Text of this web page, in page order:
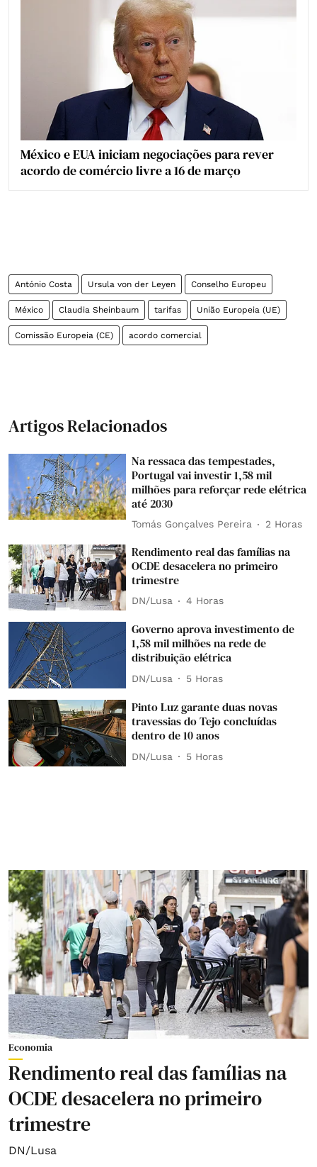
México e EUA iniciam negociações para rever
acordo de comércio livre a 16 de março
António Costa Ursula von der Leyen Conselho Europeu
México Claudia Sheinbaum tarifas União Europeia (UE)
Comissão Europeia (CE) acordo comercial
Artigos Relacionados
Na ressaca das tempestades,
Portugal vai investir 1,58 mil
milhões para reforçar rede elétrica
até 2030
Tomás Gonçalves Pereira 2 Horas
Rendimento real das famílias na
OCDE desacelera no primeiro
trimestre
DN/Lusa 4 Horas
Governo aprova investimento de
1,58 mil milhões na rede de
distribuição elétrica
DN/Lusa 5 Horas
Pinto Luz garante duas novas
travessias do Tejo concluídas
dentro de 10 anos
DN/Lusa 5 Horas
Economia
Rendimento real das famílias na
OCDE desacelera no primeiro
trimestre
DN/Lusa